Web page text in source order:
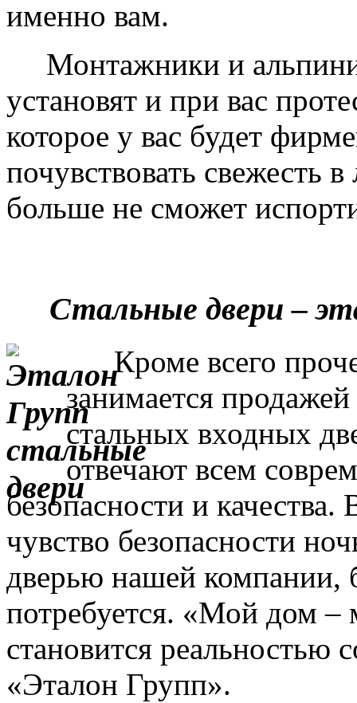
именно вам.
Монтажники и
установят и при вас
которое у вас будет
почувствовать свежесть
больше не сможет
Стальные двери –
Кроме всего
занимается
стальных входных
отвечают всем
безопасности и
чувство безопасности
дверью нашей компании,
потребуется. «Мой дом –
становится реальностью
«Эталон Групп».